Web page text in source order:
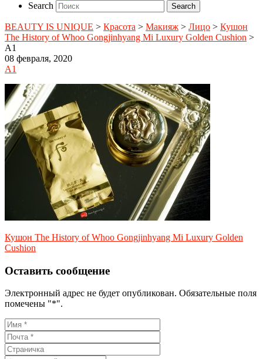
Search
BEAUTY IS UNIQUE > Красота > Макияж > Лицо > Кушон
The History of Whoo Gongjinhyang Mi Luxury Golden Cushion >
A1
08 февраля, 2020
A1
Кушон The History of Whoo Gongjinhyang Mi Luxury Golden
Cushion
Оставить сообщение
Электронный адрес не будет опубликован. Обязательные поля
помечены "*".